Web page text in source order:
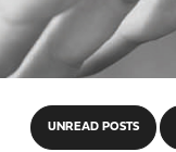
UNREAD POSTS